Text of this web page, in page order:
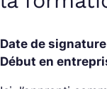
Date de
Début en